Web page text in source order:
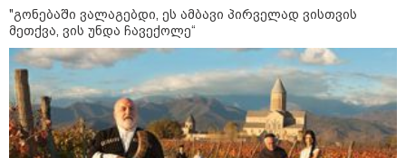
"გონებაში ვალაგებდი, ეს ამბავი პირველად ვისთვის
მეთქვა, ვის უნდა ჩავექოლე“